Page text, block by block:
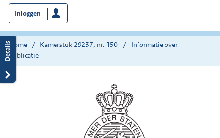
bent
nu
hier:
Inloggen
Home Kamerstuk 29237, nr. 150
Informatie over
publicatie